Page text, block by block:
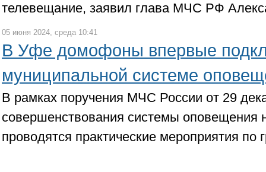
телевещание, заявил глава МЧС РФ
05 июня 2024, среда 10:41
В Уфе домофоны впервые
муниципальной системе
В рамках поручения МЧС России от 29
совершенствования системы оповещения
проводятся практические мероприятия по